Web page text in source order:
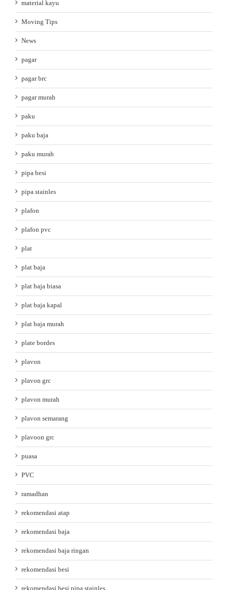
material kayu
Moving Tips
News
pagar
pagar brc
pagar murah
paku
paku baja
paku murah
pipa besi
pipa stainles
plafon
plafon pvc
plat
plat baja
plat baja biasa
plat baja kapal
plat baja murah
plate bordes
plavon
plavon grc
plavon murah
plavon semarang
plavoon grc
puasa
PVC
ramadhan
rekomendasi atap
rekomendasi baja
rekomendasi baja ringan
rekomendasi besi
rekomendasi besi pipa stainles